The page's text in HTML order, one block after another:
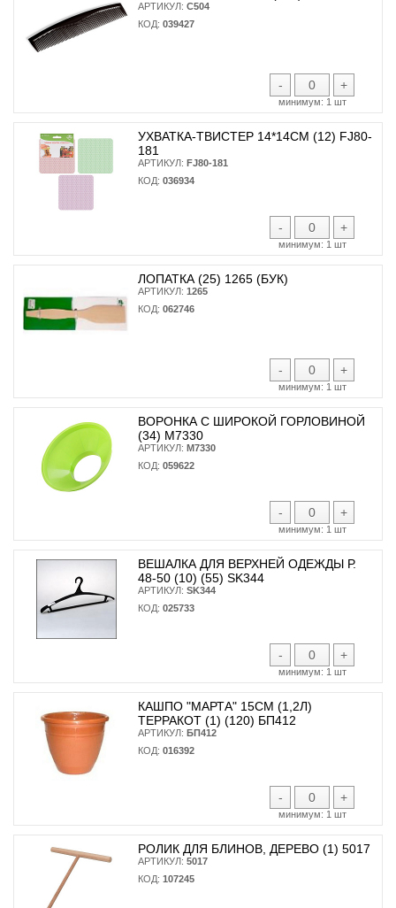
АРТИКУЛ: С504
КОД: 039427
- +
минимум: 1 шт
УХВАТКА-ТВИСТЕР 14*14СМ (12) FJ80-
181
АРТИКУЛ: FJ80-181
КОД: 036934
- +
минимум: 1 шт
ЛОПАТКА (25) 1265 (БУК)
АРТИКУЛ: 1265
КОД: 062746
- +
минимум: 1 шт
ВОРОНКА С ШИРОКОЙ ГОРЛОВИНОЙ
(34) М7330
АРТИКУЛ: М7330
КОД: 059622
- +
минимум: 1 шт
ВЕШАЛКА ДЛЯ ВЕРХНЕЙ ОДЕЖДЫ Р.
48-50 (10) (55) SK344
АРТИКУЛ: SK344
КОД: 025733
- +
минимум: 1 шт
КАШПО "МАРТА" 15СМ (1,2Л)
ТЕРРАКОТ (1) (120) БП412
АРТИКУЛ: БП412
КОД: 016392
- +
минимум: 1 шт
РОЛИК ДЛЯ БЛИНОВ, ДЕРЕВО (1) 5017
АРТИКУЛ: 5017
КОД: 107245